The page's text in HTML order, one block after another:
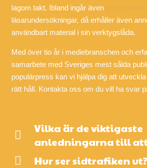
lagom takt. Ibland ingår även
läsarundersökningar, då erhåller även
användbart material i sin verktygslåda.
Med över tio år i mediebranschen och
samarbete med Sveriges mest sålda
populärpress kan vi hjälpa dig att
rätt håll. Kontakta oss om du vill ha svar
Vilka är de viktigaste
anledningarna till
Hur ser sidtrafiken ut?